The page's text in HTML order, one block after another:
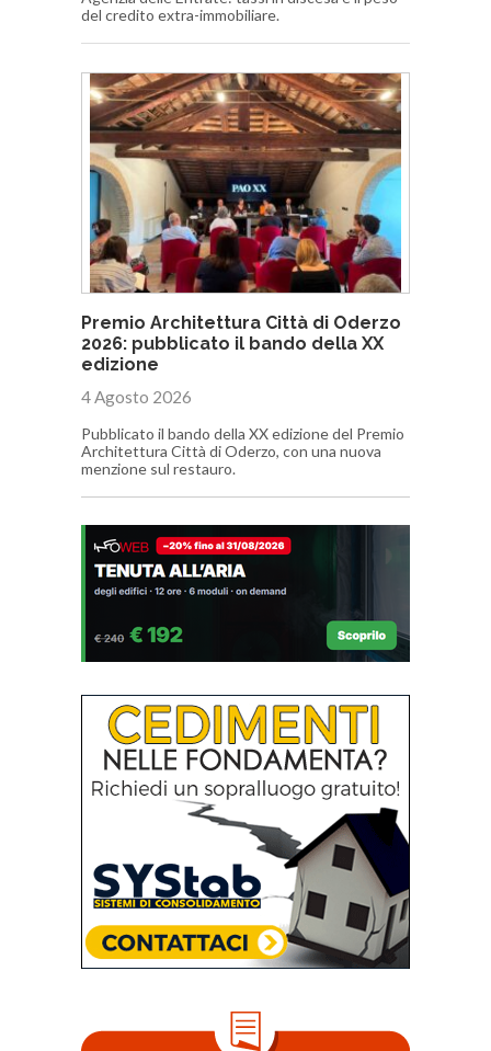
del credito extra-immobiliare.
Premio Architettura Città di Oderzo
2026: pubblicato il bando della XX
edizione
4 Agosto 2026
Pubblicato il bando della XX edizione del Premio
Architettura Città di Oderzo, con una nuova
menzione sul restauro.